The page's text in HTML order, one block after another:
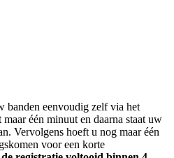
banden eenvoudig zelf via het
één minuut en daarna staat uw
Vervolgens hoeft u nog maar één
voor een korte